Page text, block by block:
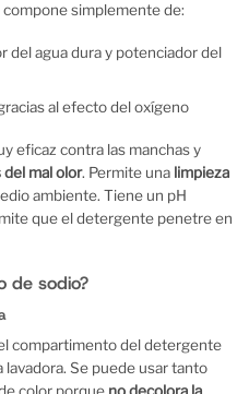
compone simplemente de:
del agua dura y potenciador del
al efecto del oxígeno
eficaz contra las manchas y
mal olor. Permite una limpieza
ambiente. Tiene un pH
que el detergente penetre en
de sodio?
compartimento del detergente
Se puede usar tanto